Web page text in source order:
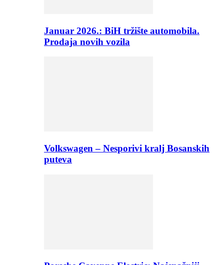
Januar 2026.: BiH tržište automobila.
Prodaja novih vozila
Volkswagen – Nesporivi kralj Bosanskih
puteva